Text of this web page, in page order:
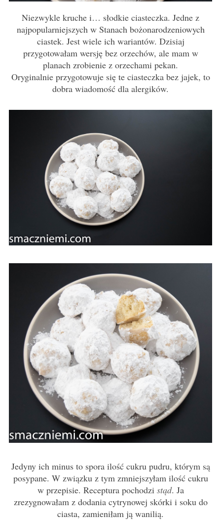
Niezwykle kruche i… słodkie ciasteczka. Jedne z
najpopularniejszych w Stanach bożonarodzeniowych
ciastek. Jest wiele ich wariantów. Dzisiaj
przygotowałam wersję bez orzechów, ale mam w
planach zrobienie z orzechami pekan.
Oryginalnie przygotowuje się te ciasteczka bez jajek, to
dobra wiadomość dla alergików.
Jedyny ich minus to spora ilość cukru pudru, którym są
posypane. W związku z tym zmniejszyłam ilość cukru
w przepisie. Receptura pochodzi stąd. Ja
zrezygnowałam z dodania cytrynowej skórki i soku do
ciasta, zamieniłam ją wanilią.